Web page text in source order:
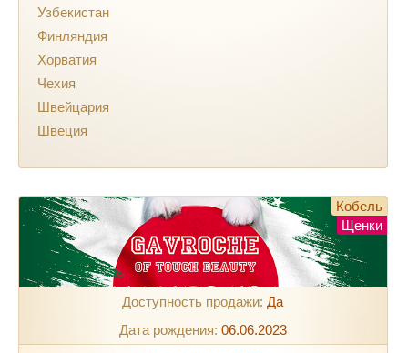
Узбекистан
Финляндия
Хорватия
Чехия
Швейцария
Швеция
Кобель
Щенки
Доступность продажи:Да
Дата рождения: 06.06.2023